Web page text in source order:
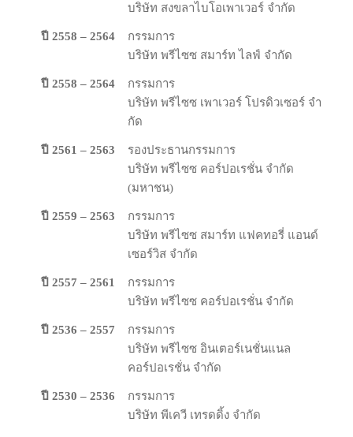
บริษัท สงขลาไบโอเพาเวอร์ จํากัด
ปี 2558 – 2564
กรรมการ
บริษัท พรีไซซ สมาร์ท ไลฟ์ จํากัด
ปี 2558 – 2564
กรรม​การ
บริษัท พรีไซซ เพาเวอร์ โปรดิวเซอร์ จํา
กัด
ปี 2561 – 2563
รองประธานกรรมการ
บริษัท พรีไซซ คอร์ปอเรชั่น จํากัด
(มหาชน)
ปี 2559 – 2563
กรรม​การ
บริษัท พรีไซซ สมาร์ท แฟคทอรี่ แอนด์
เซอร์วิส จํากัด
ปี 2557 – 2561
กรรม​การ
บริษัท พรีไซซ คอร์ปอเรชั่น จำกัด
ปี 2536 – 2557
กรรม​การ
บริษัท พรีไซซ อินเตอร์เนชั่นแนล
คอร์ปอเรชั่น จำกัด
ปี 2530 – 2536
กรรมการ
บริษัท พีเควี เทรดดิ้ง จำกัด